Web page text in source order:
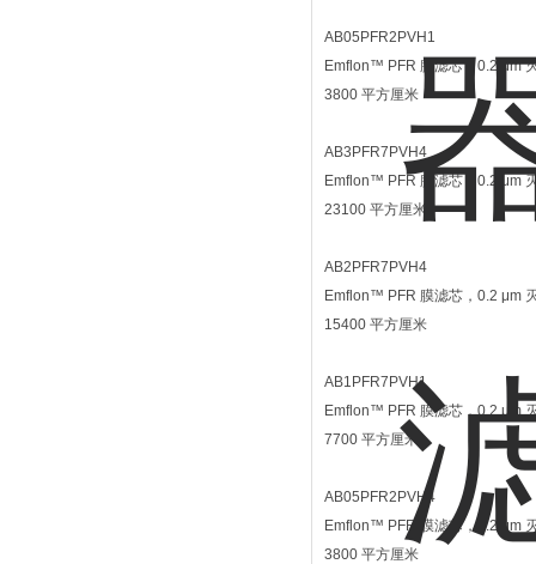
AB05PFR2PVH1
Emflon™ PFR 膜滤芯，0.2 μm
3800 平方厘米
AB3PFR7PVH4
Emflon™ PFR 膜滤芯，0.2 μm
23100 平方厘米
AB2PFR7PVH4
Emflon™ PFR 膜滤芯，0.2 μm
15400 平方厘米
AB1PFR7PVH1
Emflon™ PFR 膜滤芯，0.2 μm
7700 平方厘米
AB05PFR2PVH4
Emflon™ PFR 膜滤芯，0.2 μm
3800 平方厘米